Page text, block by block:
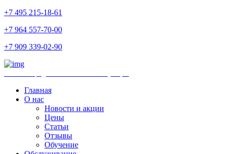
+7 495 215-18-61
+7 964 557-70-00
+7 909 339-02-90
Главная
О нас
Новости и акции
Цены
Статьи
Отзывы
Обучение